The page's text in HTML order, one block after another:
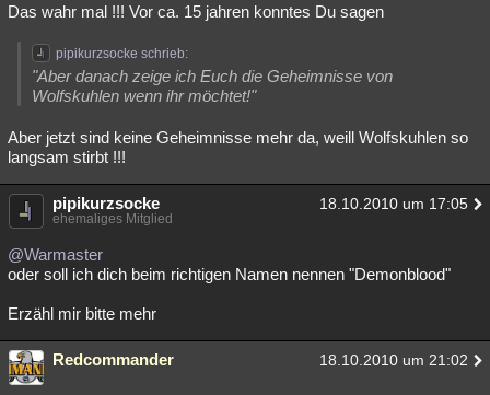
Das wahr mal !!! Vor ca. 15 jahren konntes Du sagen
pipikurzsocke schrieb:
"Aber danach zeige ich Euch die Geheimnisse von
Wolfskuhlen wenn ihr möchtet!"
Aber jetzt sind keine Geheimnisse mehr da, weill Wolfskuhlen so
langsam stirbt !!!
pipikurzsocke 18.10.2010 um 17:05
ehemaliges Mitglied
@Warmaster
oder soll ich dich beim richtigen Namen nennen "Demonblood"
Erzähl mir bitte mehr
Redcommander 18.10.2010 um 21:02